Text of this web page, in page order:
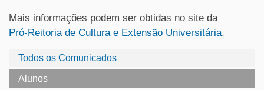
Todos os Comunicados
Alunos
Mais informações podem ser obtidas no site da
Pró-Reitoria de Cultura e Extensão Universitária.